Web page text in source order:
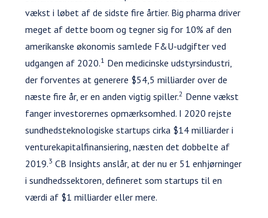
vækst i løbet af de sidste fire årtier. Big pharma driver
meget af dette boom og tegner sig for 10% af den
amerikanske økonomis samlede F&U-udgifter ved
udgangen af 2020.1 Den medicinske udstyrsindustri,
der forventes at generere $54,5 milliarder over de
næste fire år, er en anden vigtig spiller.2 Denne vækst
fanger investorernes opmærksomhed. I 2020 rejste
sundhedsteknologiske startups cirka $14 milliarder i
venturekapitalfinansiering, næsten det dobbelte af
2019.3 CB Insights anslår, at der nu er 51 enhjørninger
i sundhedssektoren, defineret som startups til en
værdi af $1 milliarder eller mere.